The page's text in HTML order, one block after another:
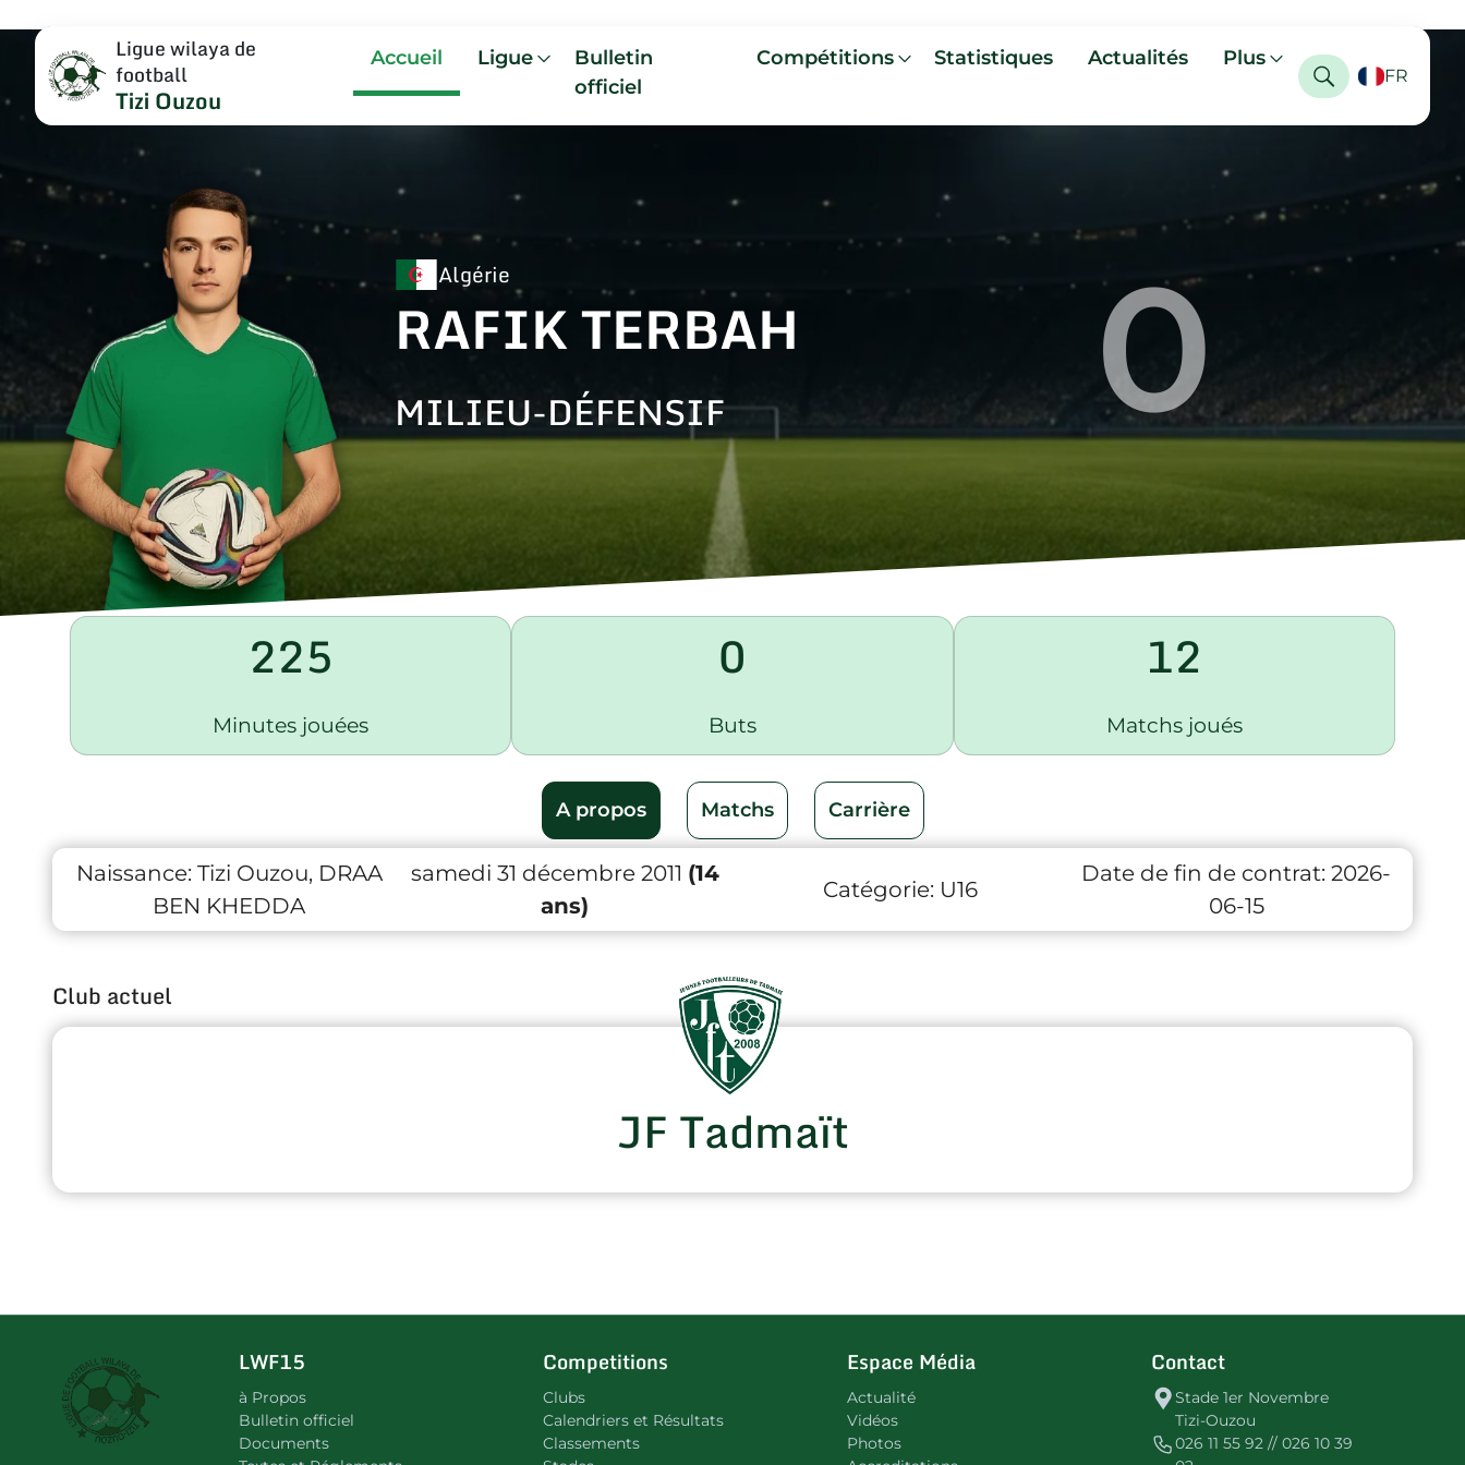
Ligue wilaya de
football
Tizi Ouzou
Accueil Ligue
Bulletin
officiel
Compétitions Statistiques Actualités Plus
FR
Algérie
RAFIK TERBAH
MILIEU-DÉFENSIF 0
225
Minutes jouées
0
Buts
12
Matchs joués
A propos Matchs Carrière
Naissance: Tizi Ouzou, DRAA
BEN KHEDDA
samedi 31 décembre 2011 (14
ans)
Catégorie: U16
Date de fin de contrat: 2026-
06-15
Club actuel
JF Tadmaït
LWF15
à Propos
Bulletin officiel
Documents
Competitions
Clubs
Calendriers et Résultats
Classements
Espace Média
Actualité
Vidéos
Photos
Contact
Stade 1er Novembre
Tizi-Ouzou
026 11 55 92 // 026 10 39